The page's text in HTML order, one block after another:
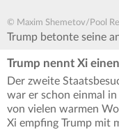
© Maxim Shemetov/Pool
Trump betonte seine
Trump nennt Xi
Der zweite
war er schon einmal
von vielen warmen
Xi empfing Trump mit